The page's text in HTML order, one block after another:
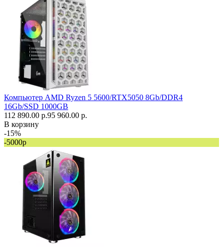
Компьютер AMD Ryzen 5 5600/RTX5050 8Gb/DDR4
16Gb/SSD 1000GB
112 890.00 р.95 960.00 р.
В корзину
-15%
-5000р